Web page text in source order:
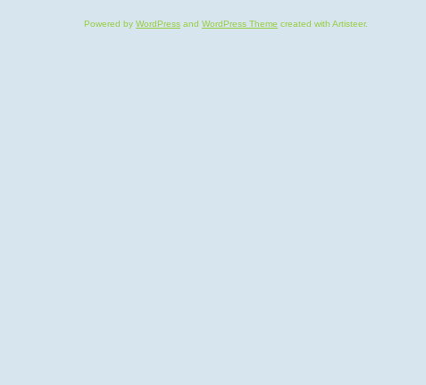
Powered by WordPress and WordPress Theme created with Artisteer.